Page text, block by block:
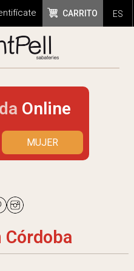
ES
CARRITO
Online
MUJER
Córdoba